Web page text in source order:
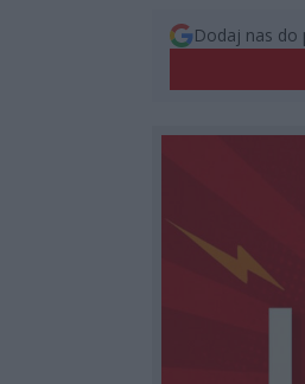
Dodaj nas do